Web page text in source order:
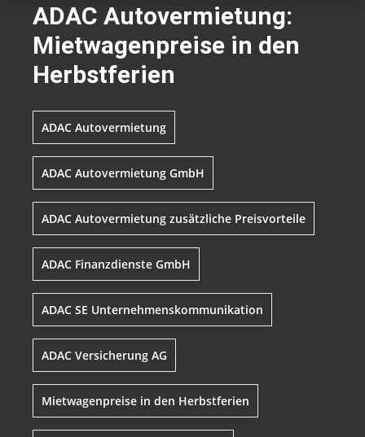
ADAC Autovermietung:
Mietwagenpreise in den
Herbstferien
ADAC Autovermietung
ADAC Autovermietung GmbH
ADAC Autovermietung zusätzliche Preisvorteile
ADAC Finanzdienste GmbH
ADAC SE Unternehmenskommunikation
ADAC Versicherung AG
Mietwagenpreise in den Herbstferien